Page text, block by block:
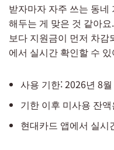
받자마자 자주 쓰는 동네
해두는 게 맞은 것 같아
보다 지원금이 먼저 차
에서 실시간 확인할 수
사용 기한: 2026년 8
기한 이후 미사용 잔
현대카드 앱에서 실시